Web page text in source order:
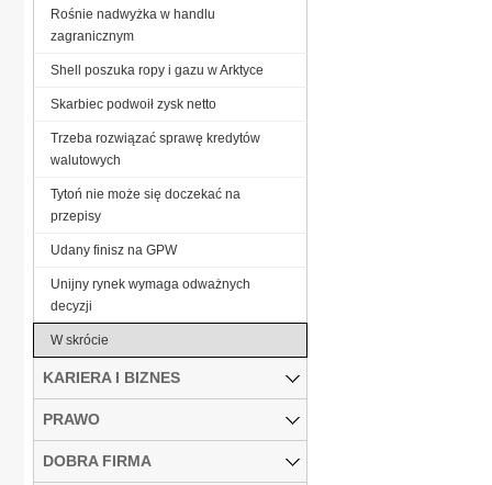
Rośnie nadwyżka w handlu
zagranicznym
Shell poszuka ropy i gazu w Arktyce
Skarbiec podwoił zysk netto
Trzeba rozwiązać sprawę kredytów
walutowych
Tytoń nie może się doczekać na
przepisy
Udany finisz na GPW
Unijny rynek wymaga odważnych
decyzji
W skrócie
KARIERA I BIZNES
PRAWO
DOBRA FIRMA